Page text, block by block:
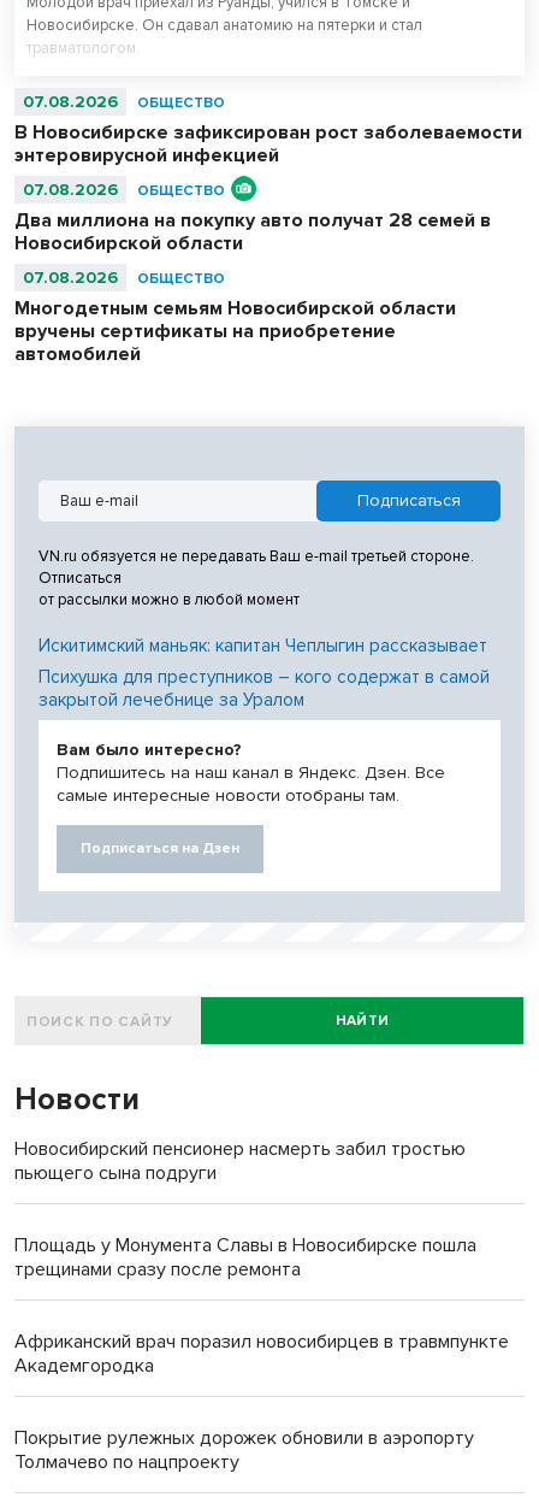
Новосибирске. Он сдавал анатомию на пятерки и стал
травматологом.
07.08.2026 ОБЩЕСТВО
В Новосибирске зафиксирован рост заболеваемости
энтеровирусной инфекцией
07.08.2026 ОБЩЕСТВО
Два миллиона на покупку авто получат 28 семей в
Новосибирской области
07.08.2026 ОБЩЕСТВО
Многодетным семьям Новосибирской области
вручены сертификаты на приобретение
автомобилей
VN.ru обязуется не передавать Ваш e-mail третьей стороне.
Отписаться
от рассылки можно в любой момент
Искитимский маньяк: капитан Чеплыгин рассказывает
Психушка для преступников – кого содержат в самой
закрытой лечебнице за Уралом
Вам было интересно?
Подпишитесь на наш канал в Яндекс. Дзен. Все
самые интересные новости отобраны там.
Подписаться на Дзен
НАЙТИ
Новости
Новосибирский пенсионер насмерть забил тростью
пьющего сына подруги
Площадь у Монумента Славы в Новосибирске пошла
трещинами сразу после ремонта
Африканский врач поразил новосибирцев в травмпункте
Академгородка
Покрытие рулежных дорожек обновили в аэропорту
Толмачево по нацпроекту